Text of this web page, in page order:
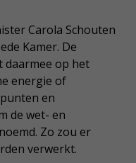
Carola Schouten
Kamer. De
daarmee op het
energie of
en
de wet- en
Zo zou er
verwerkt.